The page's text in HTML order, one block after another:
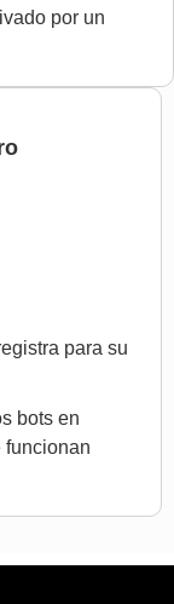
por un
para su
bots en
funcionan